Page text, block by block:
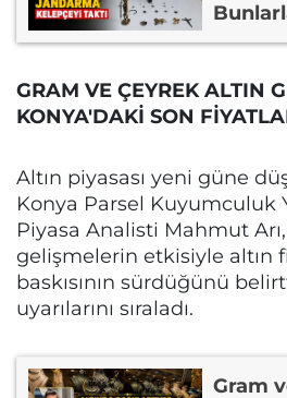
GRAM VE ÇEYREK ALTIN
KONYA'DAKİ SON
Altın piyasası yeni güne
Konya Parsel Kuyumculuk
Piyasa Analisti Mahmut
gelişmelerin etkisiyle altın
baskısının sürdüğünü
uyarılarını sıraladı.
Gram